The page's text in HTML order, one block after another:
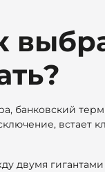
банковский
встает
двумя